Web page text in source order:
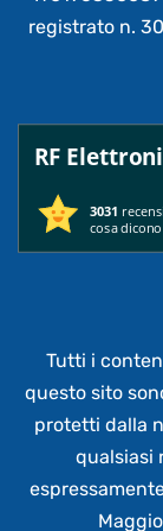
registrato n.
RF
3031
cosa
Tutti i
questo sito
protetti dalla
qualsiasi